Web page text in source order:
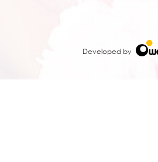
Developed by